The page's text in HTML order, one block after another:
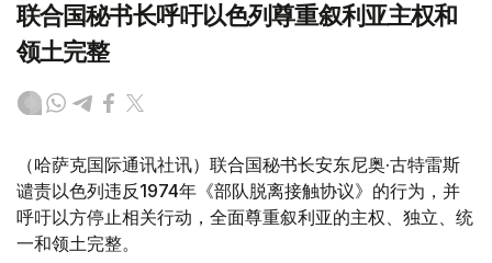
联合国秘书长呼吁以色列尊重叙利亚主权和
领土完整
（哈萨克国际通讯社讯）联合国秘书长安东尼奥·古特雷斯
谴责以色列违反1974年《部队脱离接触协议》的行为，并
呼吁以方停止相关行动，全面尊重叙利亚的主权、独立、统
一和领土完整。